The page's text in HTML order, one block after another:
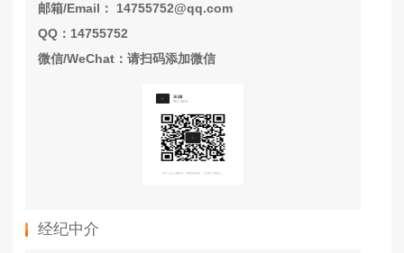
邮箱/Email： 14755752@qq.com
QQ：14755752
微信/WeChat：请扫码添加微信
经纪中介